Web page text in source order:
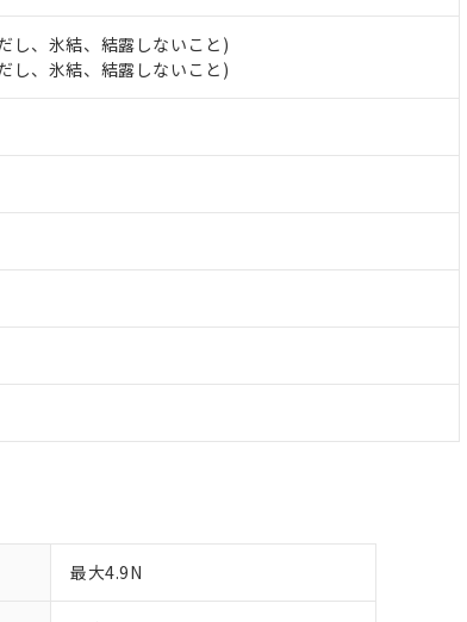
、氷結、結露しないこと)
、氷結、結露しないこと)
最大4.9N